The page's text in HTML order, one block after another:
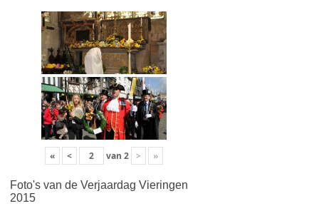
« < van 2 > »
Foto's van de Verjaardag Vieringen
2015